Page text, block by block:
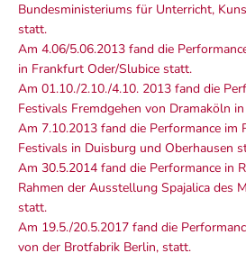
Bundesministeriums für Unterricht,
statt.
Am 4.06/5.06.2013 fand die
in Frankfurt Oder/Slubice statt.
Am 01.10./2.10./4.10. 2013 fand die
Festivals Fremdgehen von Dramaköln
Am 7.10.2013 fand die Performance im
Festivals in Duisburg und Oberhausen
Am 30.5.2014 fand die Performance in
Rahmen der Ausstellung Spajalica des
statt.
Am 19.5./20.5.2017 fand die
von der Brotfabrik Berlin, statt.